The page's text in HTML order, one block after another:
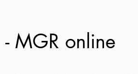
MGR online